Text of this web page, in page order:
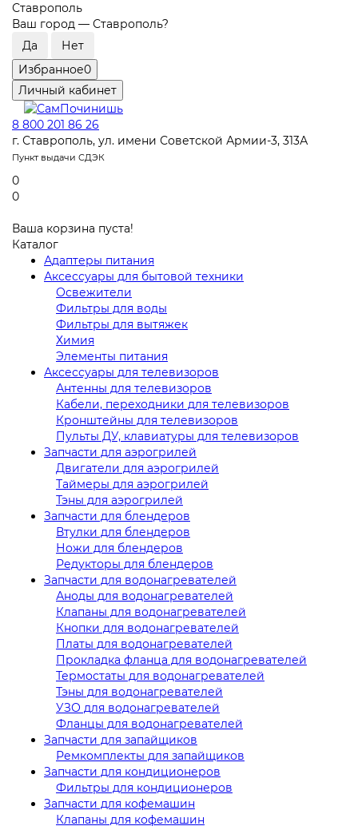
Ставрополь
Ваш город — Ставрополь?
Избранное0
Личный кабинет
8 800 201 86 26
г. Ставрополь, ул. имени Советской Армии-3, 313А
Пункт выдачи СДЭК
0
0
Ваша корзина пуста!
Каталог
Адаптеры питания
Аксессуары для бытовой техники
Освежители
Фильтры для воды
Фильтры для вытяжек
Химия
Элементы питания
Аксессуары для телевизоров
Антенны для телевизоров
Кабели, переходники для телевизоров
Кронштейны для телевизоров
Пульты ДУ, клавиатуры для телевизоров
Запчасти для аэрогрилей
Двигатели для аэрогрилей
Таймеры для аэрогрилей
Тэны для аэрогрилей
Запчасти для блендеров
Втулки для блендеров
Ножи для блендеров
Редукторы для блендеров
Запчасти для водонагревателей
Аноды для водонагревателей
Клапаны для водонагревателей
Кнопки для водонагревателей
Платы для водонагревателей
Прокладка фланца для водонагревателей
Термостаты для водонагревателей
Тэны для водонагревателей
УЗО для водонагревателей
Фланцы для водонагревателей
Запчасти для запайщиков
Ремкомплекты для запайщиков
Запчасти для кондиционеров
Фильтры для кондиционеров
Запчасти для кофемашин
Клапаны для кофемашин